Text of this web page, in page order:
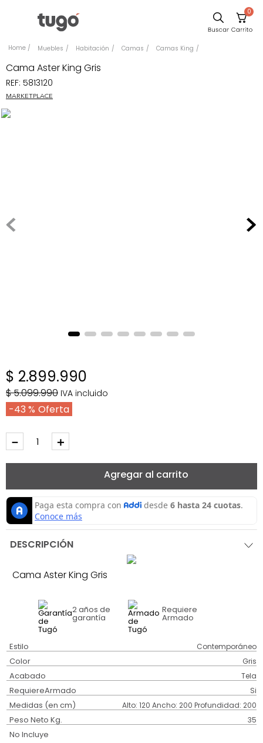
0
Muebles Habitación Camas Camas King
Cama Aster King Gris
REF: 5813120
MARKETPLACE
$ 2.899.990
$5.099.990 IVA incluido
43 %
＋
－
Agregar al carrito
DESCRIPCIÓN
Cama Aster King Gris
2 años de
garantía
Requiere
Armado
Estilo Contemporáneo
Color Gris
Acabado Tela
RequiereArmado Si
Medidas (en cm) Alto: 120 Ancho: 200 Profundidad: 200
Peso Neto Kg. 35
No Incluye
Comedor
Escritorio